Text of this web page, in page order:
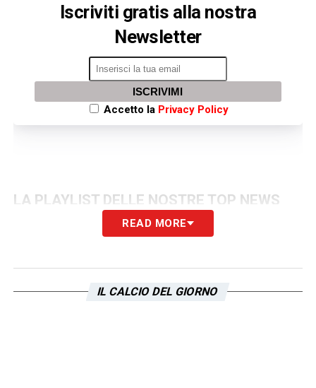
Iscriviti gratis alla nostra
Newsletter
ISCRIVIMI
Accetto la Privacy Policy
LA PLAYLIST DELLE NOSTRE TOP NEWS
READ MORE
IL CALCIO DEL GIORNO